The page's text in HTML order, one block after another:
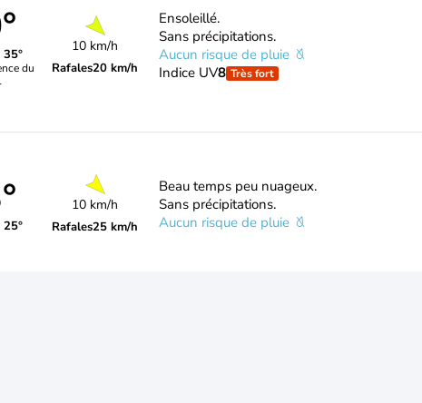
35°
du
10 km/h
Rafales20 km/h
Ensoleillé.
Sans précipitations.
Aucun risque de pluie
Indice UV8 Très fort
25°
10 km/h
Rafales25 km/h
Beau temps peu nuageux.
Sans précipitations.
Aucun risque de pluie